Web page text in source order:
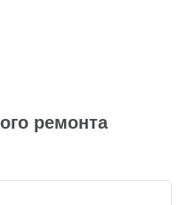
ремонта